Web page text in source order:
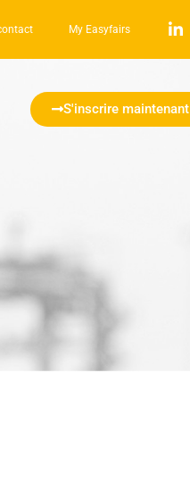
My Easyfairs
S'inscrire maintenant